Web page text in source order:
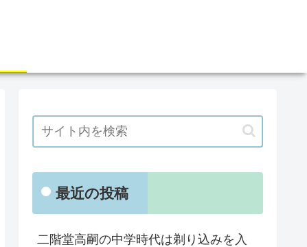
最近の投稿
二階堂高嗣の中学時代は剃り込みを入